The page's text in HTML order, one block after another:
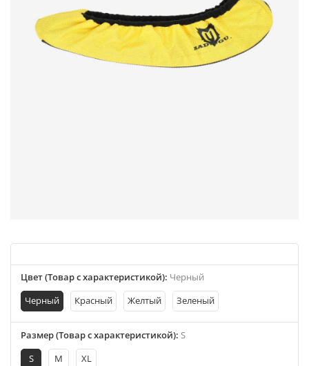
Цвет (Товар с характеристикой): Черный
Черный
Красный Желтый Зеленый
Размер (Товар с характеристикой): S
S
M XL